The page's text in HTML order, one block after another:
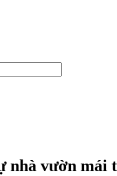
nhà vườn mái